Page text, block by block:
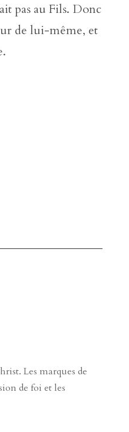
pas au Fils. Donc
de lui-même, et
Les marques de
de foi et les